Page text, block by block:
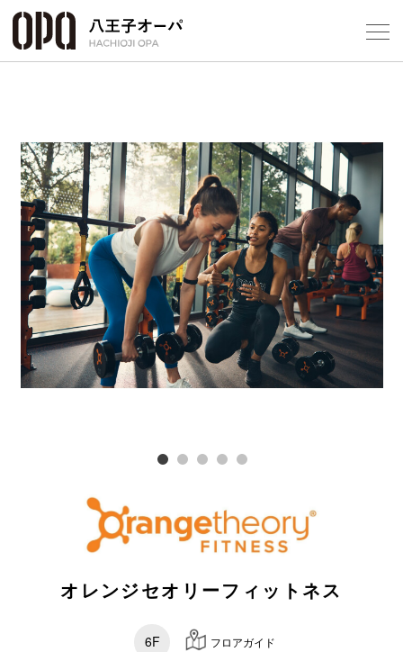
Previous Next
オレンジセオリーフィットネス
6F フロアガイド
フロア
ショッ
レスト
施設案内
アクセ
公式SNS